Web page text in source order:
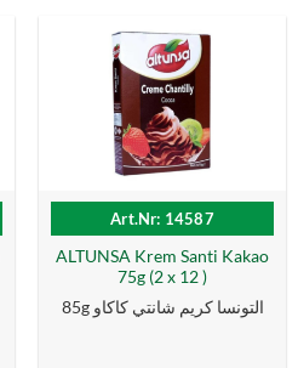
Art.Nr: 14587
ALTUNSA Krem Santi Kakao
75g (2 x 12 )
85g التونسا كریم شانتي كاكاو